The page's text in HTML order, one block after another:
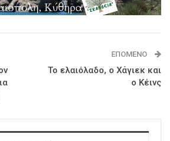
ΕΠΌΜΕΝΟ
Το ελαιόλαδο, ο Χάγιεκ και
ο Κέινς